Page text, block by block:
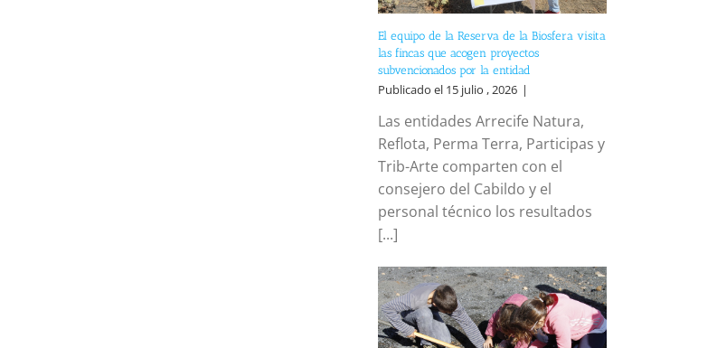
El equipo de la Reserva de la Biosfera visita
las fincas que acogen proyectos
subvencionados por la entidad
Publicado el 15 julio , 2026 |
Las entidades Arrecife Natura,
Reflota, Perma Terra, Participas y
Trib-Arte comparten con el
consejero del Cabildo y el
personal técnico los resultados
[...]